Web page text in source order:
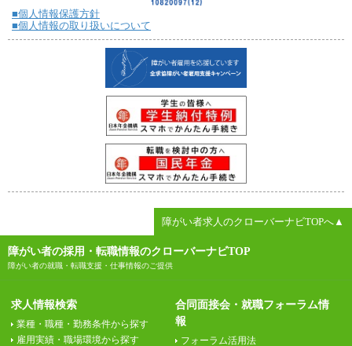
■個人情報保護方針
■個人情報の取り扱いについて
障がい者求人のクローバーナビTOPへ▲
障がい者の採用・転職情報のクローバーナビTOP
障がい者の就職・転職支援・仕事情報のご提供
求人情報検索
業種・職種・勤務条件から探す
雇用実績・職場環境から探す
合同面接会・就職フォーラム情
報
フォーラム活用法